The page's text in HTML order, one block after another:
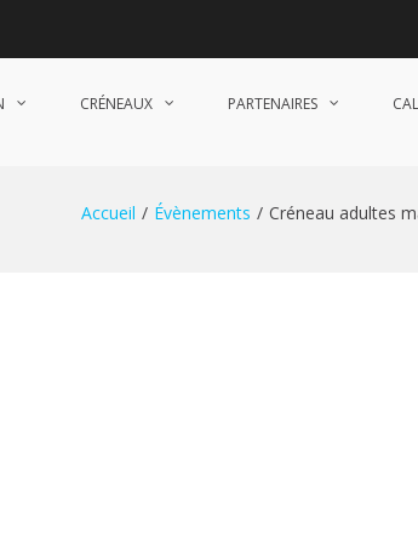
CRÉNEAUX PARTENAIRES
Accueil Évènements Créneau adultes